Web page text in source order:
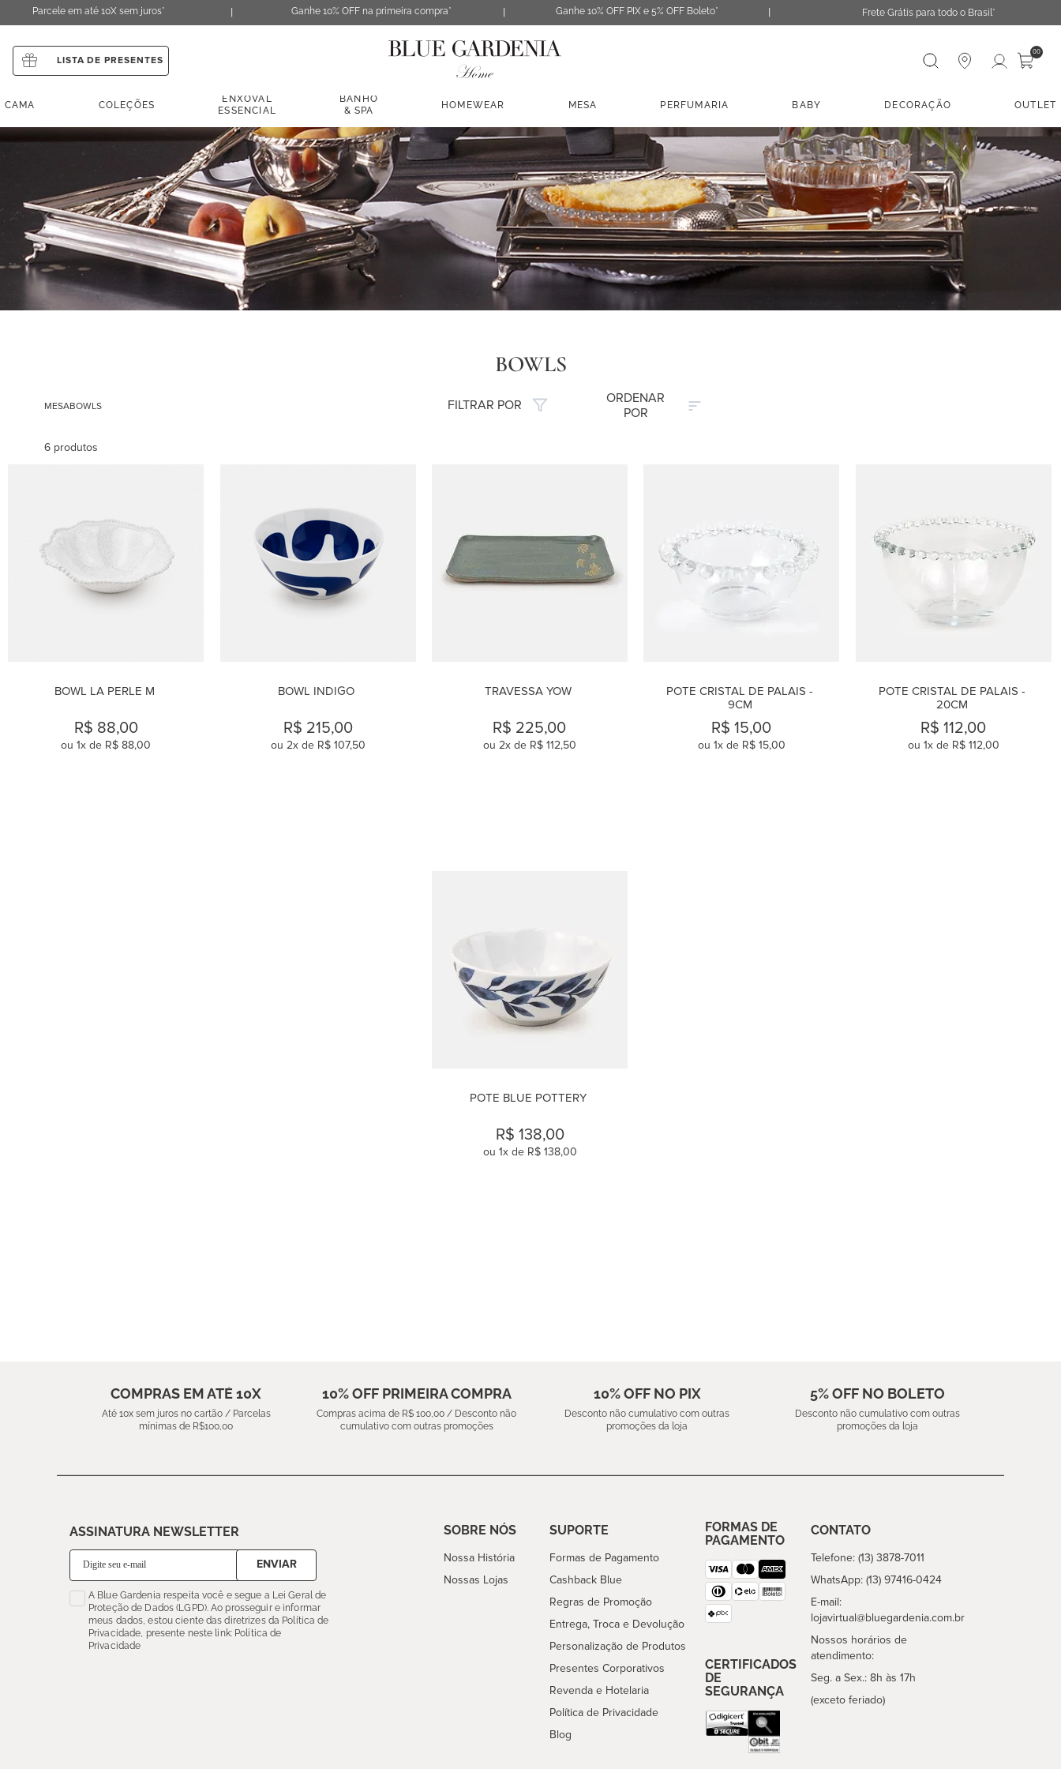
Parcele em até 10X sem juros* Ganhe 10% OFF na primeira compra* Ganhe 10% OFF PIX e 5% OFF Boleto* Frete Grátis para todo o Brasil*
LISTA DE PRESENTES
Digite sua busca 00
CAMA COLEÇÕES
ENXOVAL
ESSENCIAL
BANHO
& SPA
HOMEWEAR MESA PERFUMARIA BABY DECORAÇÃO OUTLET
BOWLS
MESABOWLS FILTRAR POR
ORDENAR
POR
6 produtos
BOWL LA PERLE M
R$ 88,00
ou1x de R$ 88,00
BOWL INDIGO
R$ 215,00
ou 2x de R$ 107,50
TRAVESSA YOW
R$ 225,00
ou 2x de R$ 112,50
POTE CRISTAL DE PALAIS -
9CM
R$ 15,00
ou 1x de R$ 15,00
POTE CRISTAL DE PALAIS -
20CM
R$ 112,00
ou 1x de R$ 112,00
POTE BLUE POTTERY
R$ 138,00
ou 1x de R$ 138,00
COMPRAS EM ATÉ 10X
Até 10x sem juros no cartão / Parcelas
mínimas de R$100,00
10% OFF PRIMEIRA COMPRA
Compras acima de R$ 100,00 / Desconto não
cumulativo com outras promoções
10% OFF NO PIX
Desconto não cumulativo com outras
promoções da loja
5% OFF NO BOLETO
Desconto não cumulativo com outras
promoções da loja
ASSINATURA NEWSLETTER
ENVIAR
A Blue Gardenia respeita você e segue a Lei Geral de
Proteção de Dados (LGPD). Ao prosseguir e informar
meus dados, estou ciente das diretrizes da Política de
Privacidade, presente neste link: Política de
Privacidade
SOBRE NÓS
Nossa História
Nossas Lojas
SUPORTE
Formas de Pagamento
Cashback Blue
Regras de Promoção
Entrega, Troca e Devolução
Personalização de Produtos
Presentes Corporativos
Revenda e Hotelaria
Política de Privacidade
Blog
FORMAS DE
PAGAMENTO
CERTIFICADOS
DE
SEGURANÇA
CONTATO
Telefone: (13) 3878-7011
WhatsApp: (13) 97416-0424
E-mail:
lojavirtual@bluegardenia.com.br
Nossos horários de
atendimento:
Seg. a Sex.: 8h às 17h
(exceto feriado)